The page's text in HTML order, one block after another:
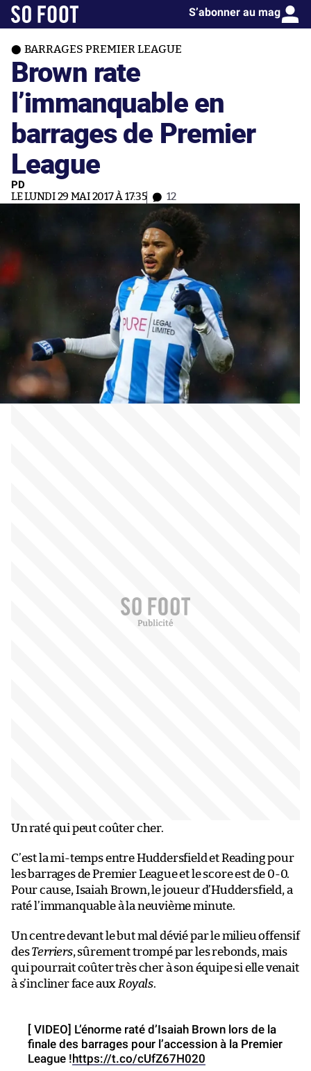
S’abonner au mag
BARRAGES PREMIER LEAGUE
Brown rate
l’immanquable en
barrages de Premier
League
PD
LE LUNDI 29 MAI 2017 À 17:35 12
Un raté qui peut coûter cher.
C’est la mi-temps entre Huddersfield et Reading pour
les barrages de Premier League et le score est de 0-0.
Pour cause, Isaiah Brown, le joueur d’Huddersfield, a
raté l’immanquable à la neuvième minute.
Un centre devant le but mal dévié par le milieu offensif
desTerriers, sûrement trompé par les rebonds, mais
qui pourrait coûter très cher à son équipe si elle venait
à s’incliner face aux Royals.
[ VIDEO] L’énorme raté d’Isaiah Brown lors de la
finale des barrages pour l’accession à la Premier
League !https://t.co/cUfZ67H020